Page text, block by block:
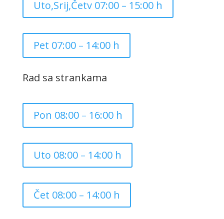
Uto,Srij,Četv 07:00 – 15:00 h
Pet 07:00 – 14:00 h
Rad sa strankama
Pon 08:00 – 16:00 h
Uto 08:00 – 14:00 h
Čet 08:00 – 14:00 h